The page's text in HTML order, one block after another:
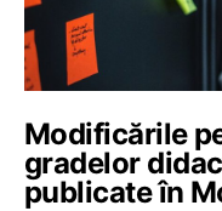
Modificările
gradelor
publicate în